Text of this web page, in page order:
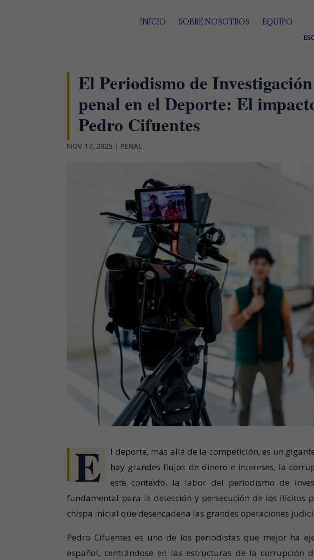
INICIO SOBRE NOSOTROS EQUIPO
El Periodismo de
penal en el Deporte: El
Pedro Cifuentes
NOV 17, 2025 | PENAL
E
l deporte, más allá de la competición, es un
hay grandes flujos de dinero e intereses, la
este contexto, la labor del periodismo de
fundamental para la detección y persecución de los ilícitos
chispa inicial que desencadena las grandes operaciones
Pedro Cifuentes es uno de los periodistas que mejor ha
español, centrándose en las estructuras de la corrupción